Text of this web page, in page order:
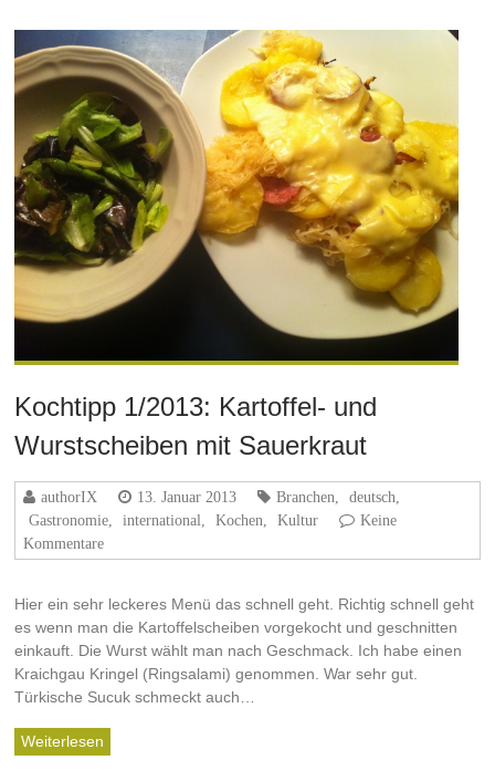
Kochtipp 1/2013: Kartoffel- und
Wurstscheiben mit Sauerkraut
authorIX 13. Januar 2013 Branchen deutsch
Gastronomie
international Kochen Kultur
Keine
Kommentare
Hier ein sehr leckeres Menü das schnell geht. Richtig schnell geht
es wenn man die Kartoffelscheiben vorgekocht und geschnitten
einkauft. Die Wurst wählt man nach Geschmack. Ich habe einen
Kraichgau Kringel (Ringsalami) genommen. War sehr gut.
Türkische Sucuk schmeckt auch…
Weiterlesen